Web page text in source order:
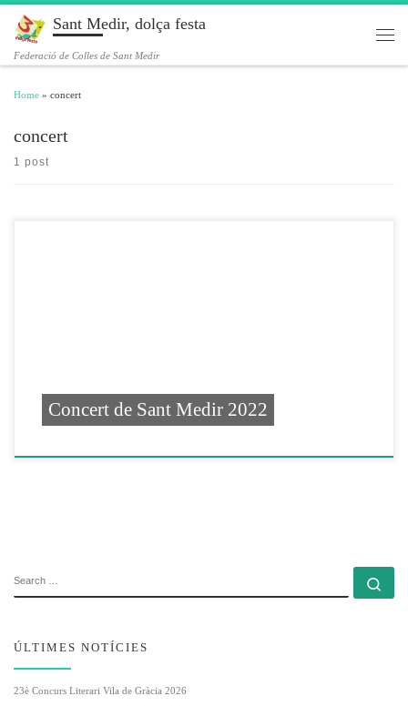
Skip to content
Sant Medir, dolça festa
Federació de Colles de Sant Medir
Home » concert
concert
1 post
Concert de Sant Medir 2022
ÚLTIMES NOTÍCIES
23è Concurs Literari Vila de Gràcia 2026